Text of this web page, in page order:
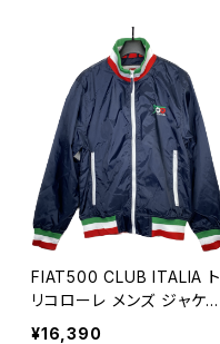
FIAT500 CLUB ITALIA ト
リコローレ メンズ ジャケッ
ト
¥16,390